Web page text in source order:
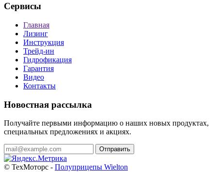
Сервисы
Главная
Лизинг
Инструкция
Трейд-ин
Гидрофикация
Гарантия
Видео
Контакты
Новостная рассылка
Получайте первыми информацию о наших новых продуктах,
специальных предложениях и акциях.
Отправить
© ТехМоторс - Полуприцепы Wielton